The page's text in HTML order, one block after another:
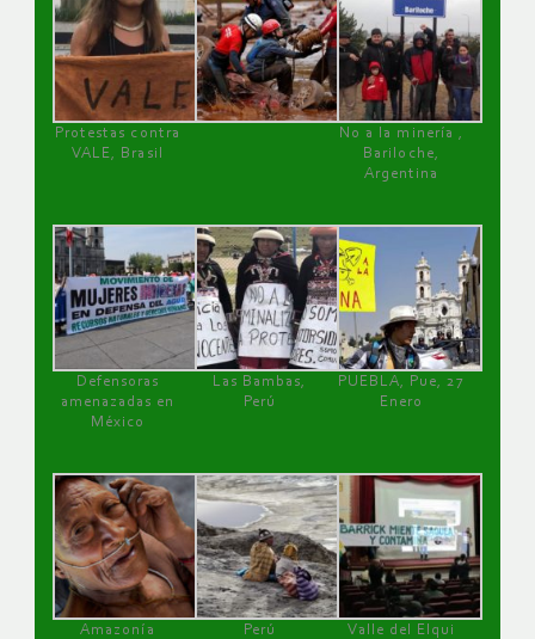
Protestas contra
VALE, Brasil
No a la minería ,
Bariloche,
Argentina
Defensoras
amenazadas en
México
Las Bambas,
Perú
PUEBLA, Pue, 27
Enero
Amazonía
Perú
Valle del Elqui